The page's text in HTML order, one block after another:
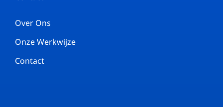
Over Ons
Onze Werkwijze
Contact